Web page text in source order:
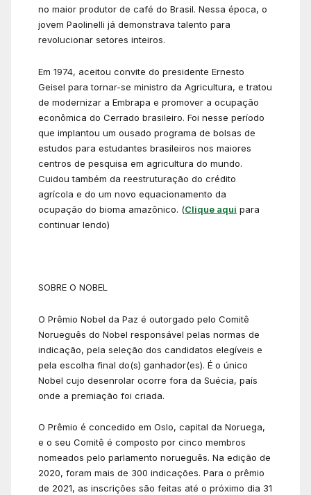
no maior produtor de café do Brasil. Nessa época, o
jovem Paolinelli já demonstrava talento para
revolucionar setores inteiros.
Em 1974, aceitou convite do presidente Ernesto
Geisel para tornar-se ministro da Agricultura, e tratou
de modernizar a Embrapa e promover a ocupação
econômica do Cerrado brasileiro. Foi nesse período
que implantou um ousado programa de bolsas de
estudos para estudantes brasileiros nos maiores
centros de pesquisa em agricultura do mundo.
Cuidou também da reestruturação do crédito
agrícola e do um novo equacionamento da
ocupação do bioma amazônico. (Clique aqui para
continuar lendo)
SOBRE O NOBEL
O Prêmio Nobel da Paz é outorgado pelo Comitê
Norueguês do Nobel responsável pelas normas de
indicação, pela seleção dos candidatos elegíveis e
pela escolha final do(s) ganhador(es). É o único
Nobel cujo desenrolar ocorre fora da Suécia, país
onde a premiação foi criada.
O Prêmio é concedido em Oslo, capital da Noruega,
e o seu Comitê é composto por cinco membros
nomeados pelo parlamento norueguês. Na edição de
2020, foram mais de 300 indicações. Para o prêmio
de 2021, as inscrições são feitas até o próximo dia 31